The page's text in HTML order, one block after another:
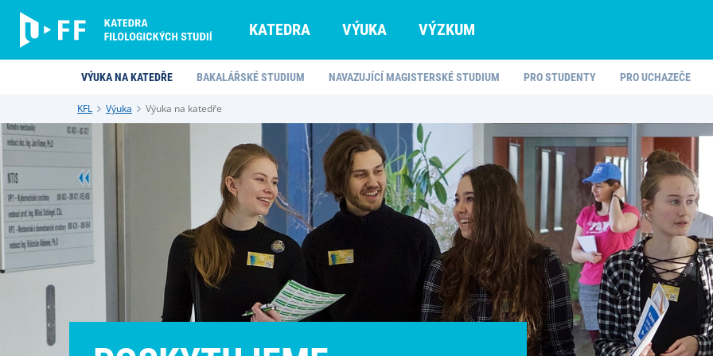
KATEDRA VÝUKA VÝZKUM
VÝUKA NA KATEDŘE BAKALÁŘSKÉ STUDIUM NAVAZUJÍCÍ MAGISTERSKÉ STUDIUM PRO STUDENTY PRO UCHAZEČE
KFL Výuka Výuka na katedře